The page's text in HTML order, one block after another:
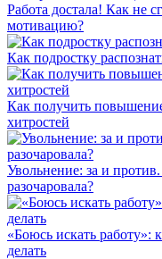
Работа достала! Как не
мотивацию?
Как подростку
Как получить
хитростей
Увольнение: за и
разочаровала?
«Боюсь искать работу»:
делать